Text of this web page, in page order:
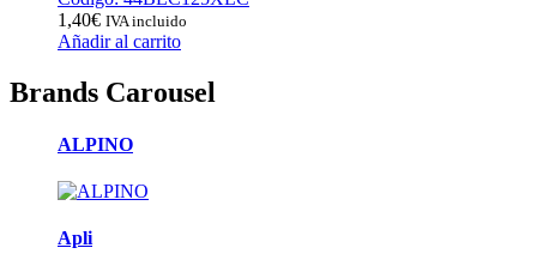
1,40€ IVA incluido
Añadir al carrito
Brands Carousel
ALPINO
Apli